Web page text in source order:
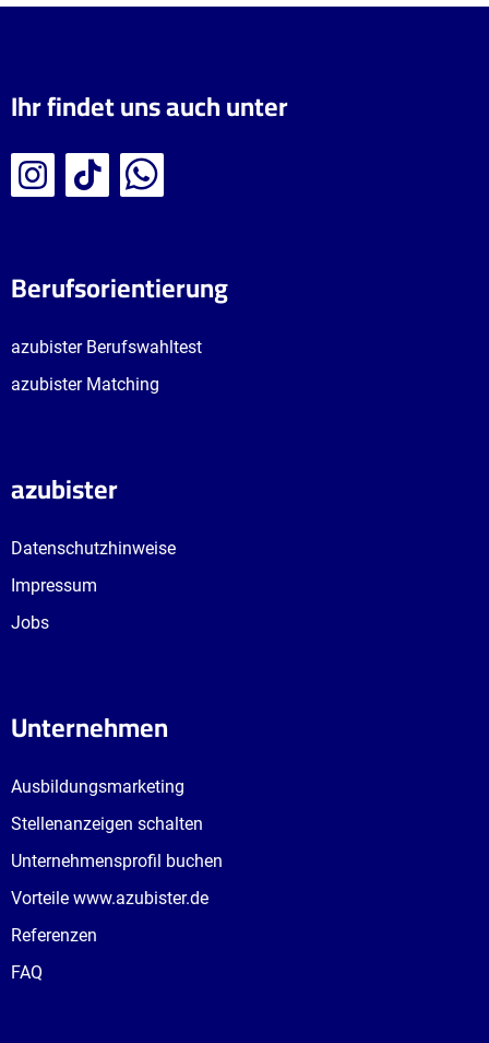
Ihr findet uns auch unter
Berufsorientierung
azubister Berufswahltest
azubister Matching
azubister
Datenschutzhinweise
Impressum
Jobs
Unternehmen
Ausbildungsmarketing
Stellenanzeigen schalten
Unternehmensprofil buchen
Vorteile www.azubister.de
Referenzen
FAQ